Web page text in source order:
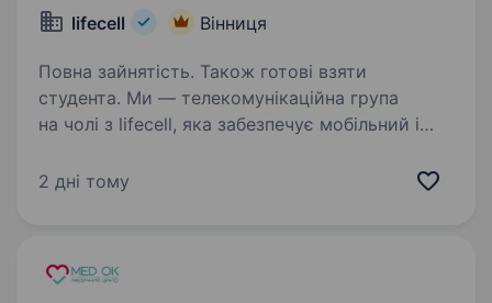
lifecell
Вінниця
Повна зайнятість. Також готові взяти
студента. Ми — телекомунікаційна група
на чолі з lifecell, яка забезпечує мобільний і
та цифрові сервіси для мільйонів українців.
2 дні тому